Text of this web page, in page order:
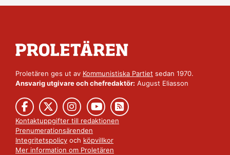
Proletären ges ut av Kommunistiska Partiet sedan 1970.
Ansvarig utgivare och chefredaktör: August Eliasson
Kontaktuppgifter till redaktionen
Prenumerationsärenden
Integritetspolicy och köpvillkor
Mer information om Proletären